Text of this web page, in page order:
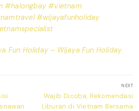
#halongbay #vietnam
#wijayafunholiday
Fun Holiday – Wijaya Fun Holiday
NEXT
Next
post:
Wajib Dicoba, Rekomendasi
Liburan di Vietnam Bersama